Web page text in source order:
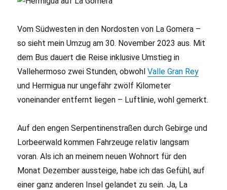
Vom Südwesten in den Nordosten von La Gomera –
so sieht mein Umzug am 30. November 2023 aus. Mit
dem Bus dauert die Reise inklusive Umstieg in
Vallehermoso zwei Stunden, obwohlValle Gran Rey
und Hermigua nur ungefähr zwölf Kilometer
voneinander entfernt liegen – Luftlinie, wohl gemerkt.
Auf den engen Serpentinenstraßen durch Gebirge und
Lorbeerwald kommen Fahrzeuge relativ langsam
voran. Als ich an meinem neuen Wohnort für den
Monat Dezember aussteige, habe ich das Gefühl, auf
einer ganz anderen Insel gelandet zu sein. Ja, La